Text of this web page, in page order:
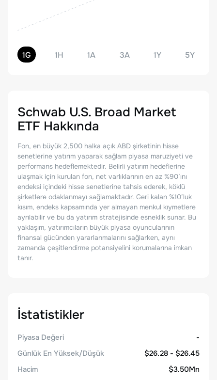
1G 1H 1A 3A 1Y 5Y
Schwab U.S. Broad Market
ETF Hakkında
Fon, en büyük 2,500 halka açık ABD şirketinin hisse
senetlerine yatırım yaparak sağlam piyasa maruziyeti ve
performans hedeflemektedir. Belirli yatırım hedeflerine
ulaşmak için kurulan fon, net varlıklarının en az %90’ını
endeksi içindeki hisse senetlerine tahsis ederek, köklü
şirketlere odaklanmayı sağlamaktadır. Geri kalan %10’luk
kısım, endeks kapsamında yer almayan menkul kıymetlere
ayrılabilir ve bu da yatırım stratejisinde esneklik sunar. Bu
yaklaşım, yatırımcıların büyük piyasa oyuncularının
finansal gücünden yararlanmalarını sağlarken, aynı
zamanda çeşitlendirme potansiyelini korumalarına imkan
tanır.
İstatistikler
Piyasa Değeri
-
Günlük En Yüksek/Düşük
$26.28 - $26.45
Hacim
$3.50Mn